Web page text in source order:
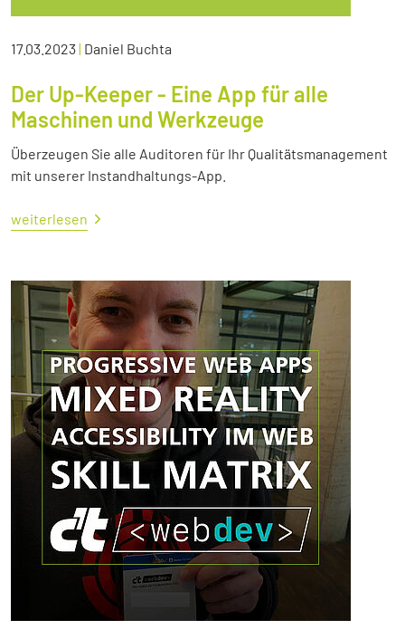
17.03.2023| Daniel Buchta
Der Up-Keeper - Eine App für alle
Maschinen und Werkzeuge
Überzeugen Sie alle Auditoren für Ihr Qualitätsmanagement
mit unserer Instandhaltungs-App.
weiterlesen